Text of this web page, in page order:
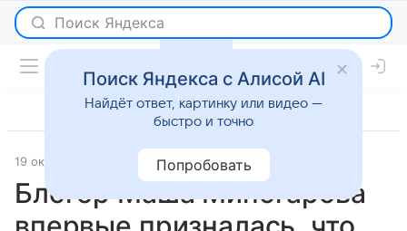
19 октября 2023 Super.ru Светская жизнь
Блогер Маша Миногарова
Поиск Яндекса с Алисой AI
Найдёт ответ, картинку или видео —
быстро и точно
Попробовать